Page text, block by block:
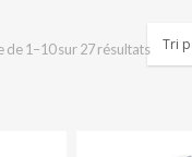
de 1–10 sur 27 résultatsTrié
par